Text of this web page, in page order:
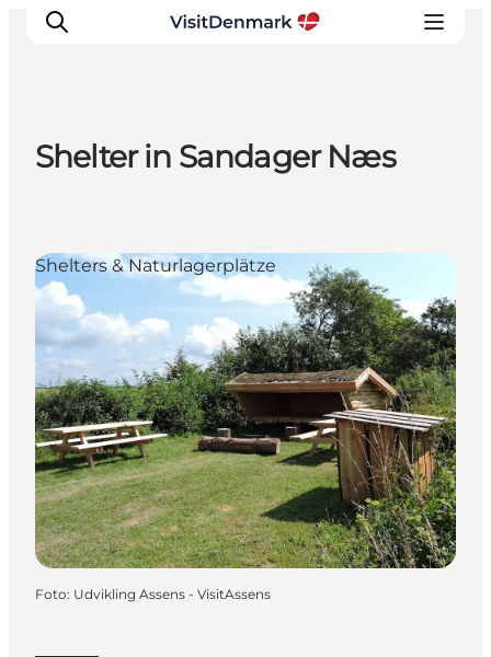
Erlebnisse
Unterkünfte
Reiseplanung
Shelter in Sandager Næs
Shelters & Naturlagerplätze
Foto: Udvikling Assens - VisitAssens